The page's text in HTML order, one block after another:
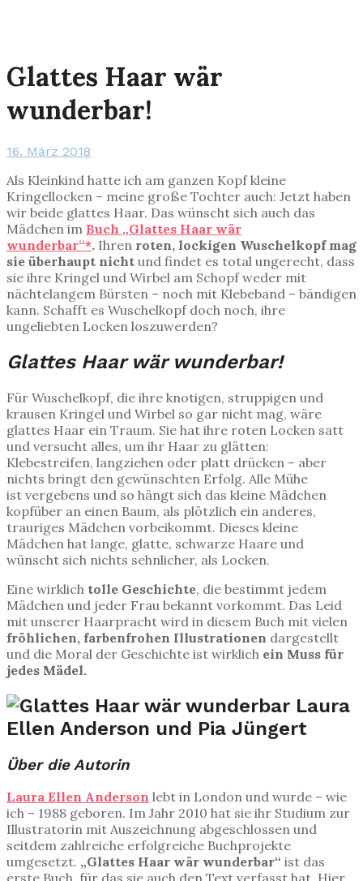
Glattes Haar wär
wunderbar!
16. März 2018
Als Kleinkind hatte ich am ganzen Kopf kleine
Kringellocken – meine große Tochter auch: Jetzt haben
wir beide glattes Haar. Das wünscht sich auch das
Mädchen im Buch „Glattes Haar wär
wunderbar“*. Ihren roten, lockigen Wuschelkopf mag
sie überhaupt nicht und findet es total ungerecht, dass
sie ihre Kringel und Wirbel am Schopf weder mit
nächtelangem Bürsten – noch mit Klebeband – bändigen
kann. Schafft es Wuschelkopf doch noch, ihre
ungeliebten Locken loszuwerden?
Glattes Haar wär wunderbar!
Für Wuschelkopf, die ihre knotigen, struppigen und
krausen Kringel und Wirbel so gar nicht mag, wäre
glattes Haar ein Traum. Sie hat ihre roten Locken satt
und versucht alles, um ihr Haar zu glätten:
Klebestreifen, langziehen oder platt drücken – aber
nichts bringt den gewünschten Erfolg. Alle Mühe
ist vergebens und so hängt sich das kleine Mädchen
kopfüber an einen Baum, als plötzlich ein anderes,
trauriges Mädchen vorbeikommt. Dieses kleine
Mädchen hat lange, glatte, schwarze Haare und
wünscht sich nichts sehnlicher, als Locken.
Eine wirklich tolle Geschichte, die bestimmt jedem
Mädchen und jeder Frau bekannt vorkommt. Das Leid
mit unserer Haarpracht wird in diesem Buch mit vielen
fröhlichen, farbenfrohen Illustrationen dargestellt
und die Moral der Geschichte ist wirklich ein Muss für
jedes Mädel.
Über die Autorin
Laura Ellen Anderson lebt in London und wurde – wie
ich – 1988 geboren. Im Jahr 2010 hat sie ihr Studium zur
Illustratorin mit Auszeichnung abgeschlossen und
seitdem zahlreiche erfolgreiche Buchprojekte
umgesetzt. „Glattes Haar wär wunderbar“ ist das